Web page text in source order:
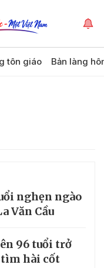
tôn giáo Bản làng
nghẹn ngào
Văn Cầu
96 tuổi trở
tìm hài cốt